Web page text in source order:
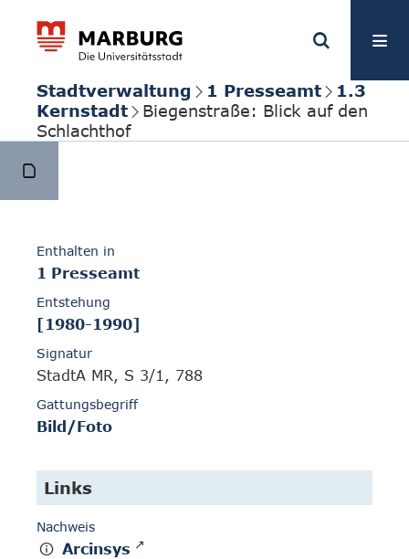
Stadtverwaltung 1 Presseamt
1.3
Kernstadt
Biegenstraße: Blick auf den
Schlachthof
Enthalten in
1 Presseamt
Entstehung
[1980-1990]
Signatur
StadtA MR, S 3/1, 788
Gattungsbegriff
Bild/Foto
Links
Nachweis
Arcinsys